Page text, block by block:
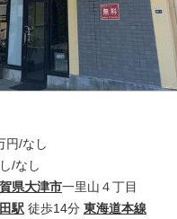
円/なし
/なし
県大津市一里山４丁目
駅 徒歩14分 東海道本線